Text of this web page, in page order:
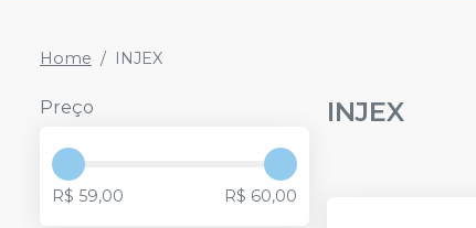
Home INJEX
Preço
R$ 59,00 R$ 60,00
INJEX